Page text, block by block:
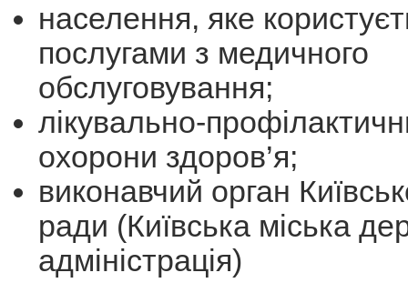
населення, яке
послугами з медичного
обслуговування;
лікувально-
охорони здоров’я;
виконавчий орган
ради (Київська міська
адміністрація)